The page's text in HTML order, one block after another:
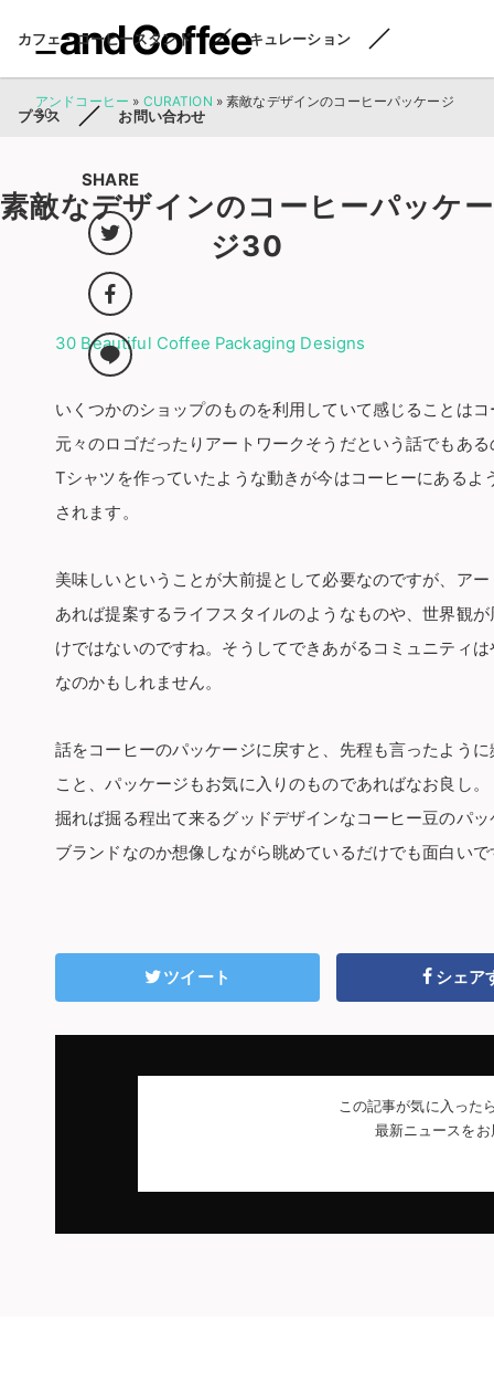
カフェ・コーヒースタンド キュレーション
プラス お問い合わせ
アンドコーヒー » CURATION »素敵なデザインのコーヒーパッケージ
30
素敵なデザインのコーヒーパッケー
ジ30
SHARE
30 Beautiful Coffee Packaging Designs
いくつかのショップのものを利用していて感じることは
元々のロゴだったりアートワークそうだという話でもあ
Tシャツを作っていたような動きが今はコーヒーにある
されます。
美味しいということが大前提として必要なのですが、ア
あれば提案するライフスタイルのようなものや、世界観
けではないのですね。そうしてできあがるコミュニティ
なのかもしれません。
話をコーヒーのパッケージに戻すと、先程も言ったよう
こと、パッケージもお気に入りのものであればなお良し。
掘れば掘る程出て来るグッドデザインなコーヒー豆のパ
ブランドなのか想像しながら眺めているだけでも面白いで
ツイート シェア
この記事が気に入った
最新ニュースを